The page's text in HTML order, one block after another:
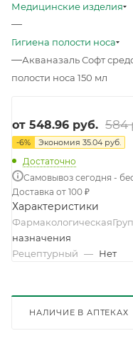
Медицинские изделия
—
Гигиена полости носа
—Акваназаль Софт
полости носа 150 мл
от 548.96 руб. 584
-6% Экономия 35.04 руб.
Достаточно
Самовывоз сегодня -
Доставка от 100 ₽
Характеристики
назначения
Рецептурный — Нет
НАЛИЧИЕ В АПТЕКАХ